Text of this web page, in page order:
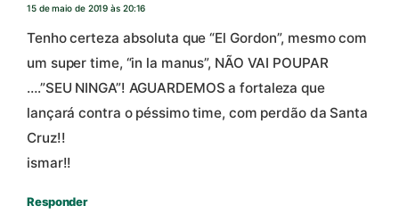
15 de maio de 2019 às 20:16
Tenho certeza absoluta que “El Gordon”, mesmo com
um super time, “in la manus”, NÃO VAI POUPAR
….”SEU NINGA”! AGUARDEMOS a fortaleza que
lançará contra o péssimo time, com perdão da Santa
Cruz!!
ismar!!
Responder